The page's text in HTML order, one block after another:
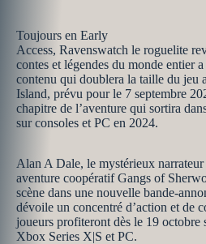
Toujours en Early
Access, Ravenswatch le roguelite
contes et légendes du monde entier
contenu qui doublera la taille du jeu
Island, prévu pour le 7 septembre
chapitre de l’aventure qui sortira
sur consoles et PC en 2024.
Alan A Dale, le mystérieux
aventure coopératif Gangs of
scène dans une nouvelle bande-
dévoile un concentré d’action et de
joueurs profiteront dès le 19
Xbox Series X|S et PC.